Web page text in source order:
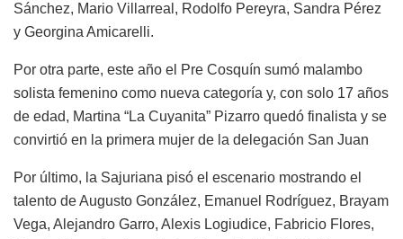
Sánchez, Mario Villarreal, Rodolfo Pereyra, Sandra Pérez
y Georgina Amicarelli.
Por otra parte, este año el Pre Cosquín sumó malambo
solista femenino como nueva categoría y, con solo 17 años
de edad, Martina “La Cuyanita” Pizarro quedó finalista y se
convirtió en la primera mujer de la delegación San Juan
Por último, la Sajuriana pisó el escenario mostrando el
talento de Augusto González, Emanuel Rodríguez, Brayam
Vega, Alejandro Garro, Alexis Logiudice, Fabricio Flores,